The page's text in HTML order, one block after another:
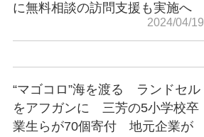
に無料相談の訪問支援も実施へ
2024/04/19
“マゴコロ”海を渡る ランドセル
をアフガンに 三芳の5小学校卒
業生らが70個寄付 地元企業が